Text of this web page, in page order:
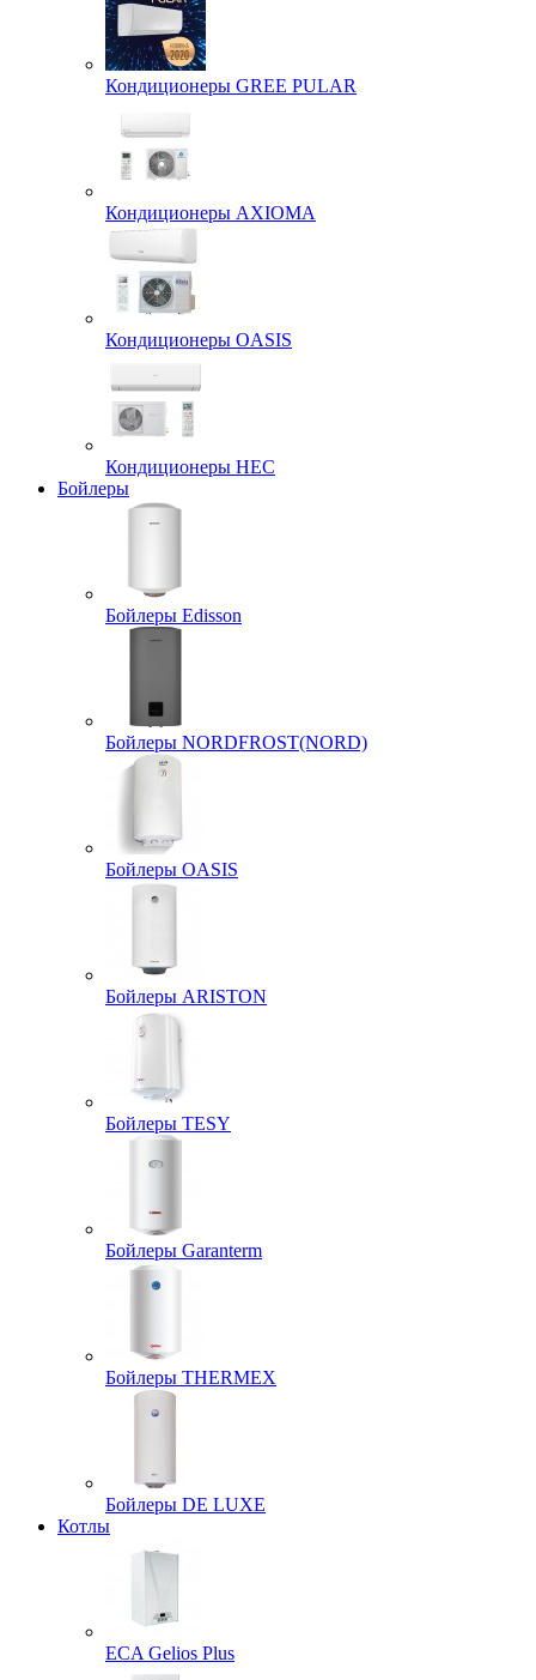
Кондиционеры GREE PULAR
Кондиционеры AXIOMA
Кондиционеры OASIS
Кондиционеры HEC
Бойлеры
Бойлеры Edisson
Бойлеры NORDFROST(NORD)
Бойлеры OASIS
Бойлеры ARISTON
Бойлеры TESY
Бойлеры Garanterm
Бойлеры THERMEX
Бойлеры DE LUXE
Котлы
ECA Gelios Plus